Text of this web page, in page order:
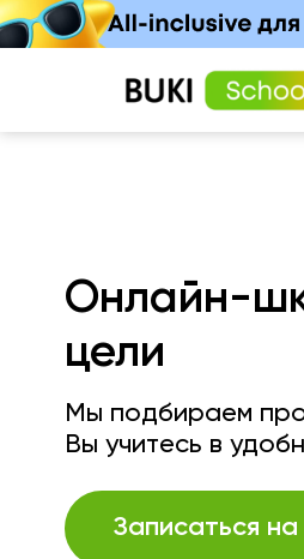
Онлайн-
цели
Мы подбираем
Вы учитесь в
Записаться